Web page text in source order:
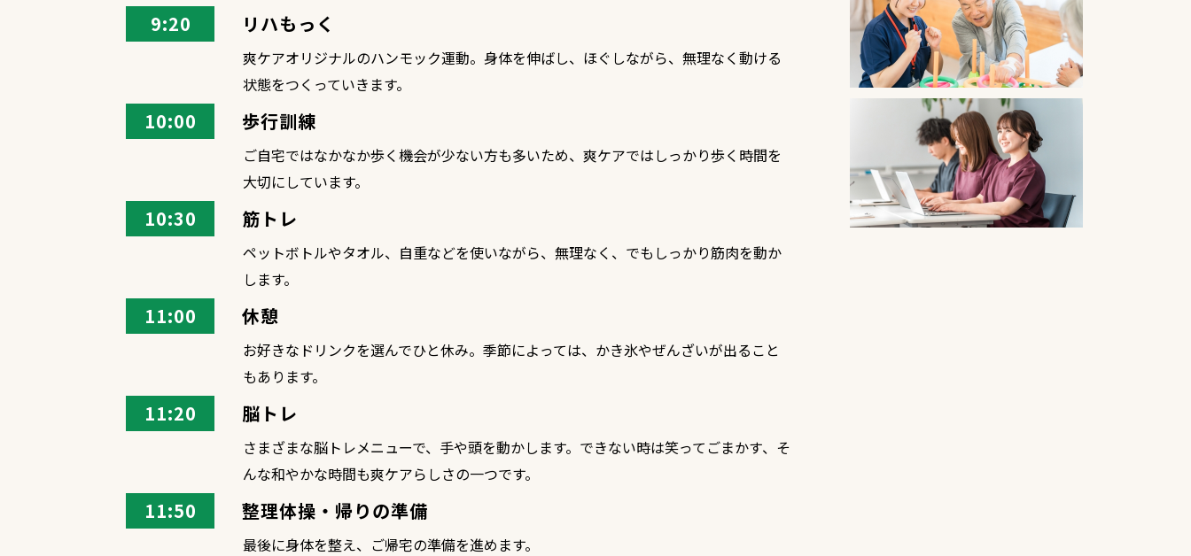
9:20 リハもっく
爽ケアオリジナルのハンモック運動。身体を伸ばし、ほぐしながら、無理なく動ける
状態をつくっていきます。
10:00 歩行訓練
ご自宅ではなかなか歩く機会が少ない方も多いため、爽ケアではしっかり歩く時間を
大切にしています。
10:30 筋トレ
ペットボトルやタオル、自重などを使いながら、無理なく、でもしっかり筋肉を動か
します。
11:00 休憩
お好きなドリンクを選んでひと休み。季節によっては、かき氷やぜんざいが出ること
もあります。
11:20 脳トレ
さまざまな脳トレメニューで、手や頭を動かします。できない時は笑ってごまかす、そ
んな和やかな時間も爽ケアらしさの一つです。
11:50 整理体操・帰りの準備
最後に身体を整え、ご帰宅の準備を進めます。